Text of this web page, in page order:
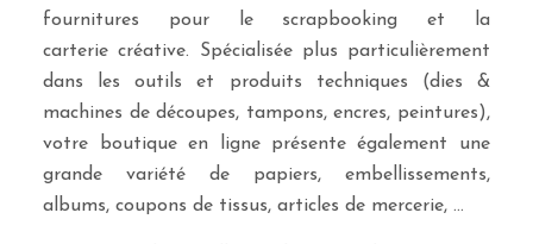
fournitures pour le scrapbooking et la
carterie créative. Spécialisée plus particulièrement
dans les outils et produits techniques (dies &
machines de découpes, tampons, encres, peintures),
votre boutique en ligne présente également une
grande variété de papiers, embellissements,
albums, coupons de tissus, articles de mercerie, …